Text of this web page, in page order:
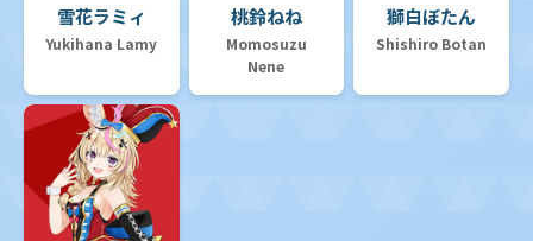
雪花ラミィ
Yukihana Lamy
桃鈴ねね
Momosuzu
Nene
獅白ぼたん
Shishiro Botan